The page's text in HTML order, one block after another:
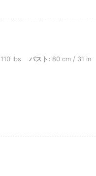
ト: 80 cm / 31 in, ウエスト: 66
lbs バスト: 80 cm / 31 in